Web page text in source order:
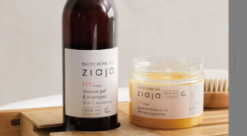
折抵紅利 點 (約等於NT$0
規格說明